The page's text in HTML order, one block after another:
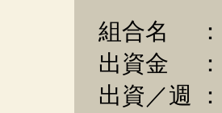
組合名 ：
出資金 ：
出資／週